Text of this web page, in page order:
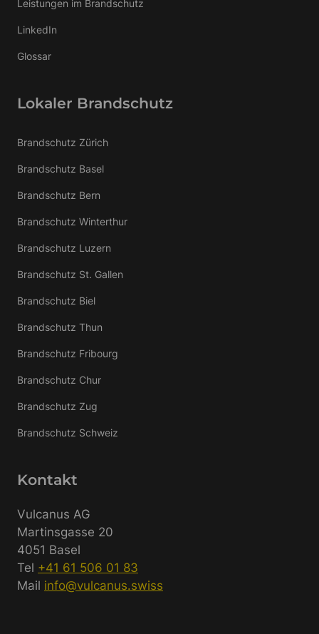
Leistungen im Brandschutz
LinkedIn
Glossar
Lokaler Brandschutz
Brandschutz Zürich
Brandschutz Basel
Brandschutz Bern
Brandschutz Winterthur
Brandschutz Luzern
Brandschutz St. Gallen
Brandschutz Biel
Brandschutz Thun
Brandschutz Fribourg
Brandschutz Chur
Brandschutz Zug
Brandschutz Schweiz
Kontakt
Vulcanus AG
Martinsgasse 20
4051 Basel
Tel +41 61 506 01 83
Mail info@vulcanus.swiss